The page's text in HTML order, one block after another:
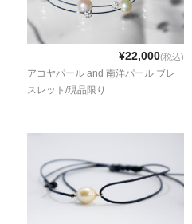
¥22,000(税込)
アコヤパール and 南洋パール ブレ
スレット/現品限り